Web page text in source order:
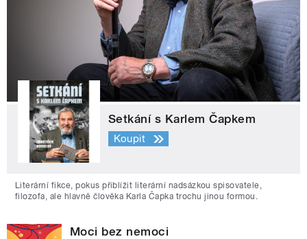
Setkání s Karlem Čapkem
Koupit
Literární fikce, pokus přiblížit literární nadsázkou spisovatele,
filozofa, ale hlavně člověka Karla Čapka trochu jinou formou.
Moci bez nemoci